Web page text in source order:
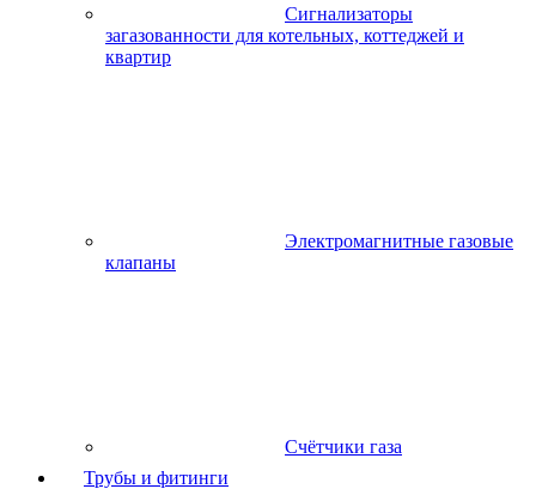
Сигнализаторы
загазованности для котельных, коттеджей и
квартир
Электромагнитные газовые
клапаны
Счётчики газа
Трубы и фитинги